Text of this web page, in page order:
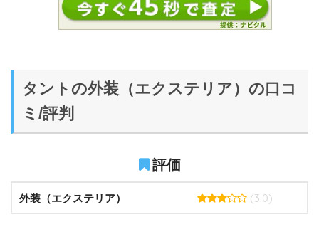
タントの外装（エクステリア）の口コ
ミ/評判
評価
外装（エクステリア） (3.0)